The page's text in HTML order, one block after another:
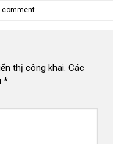
comment.
thị công khai. Các
*